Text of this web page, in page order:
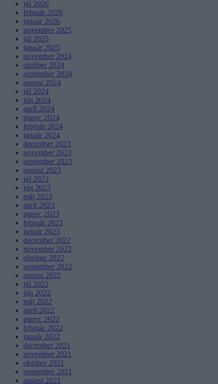
júl 2026
február 2026
január 2026
november 2025
júl 2025
január 2025
november 2024
október 2024
september 2024
august 2024
júl 2024
jún 2024
apríl 2024
marec 2024
február 2024
január 2024
december 2023
november 2023
september 2023
august 2023
júl 2023
jún 2023
máj 2023
apríl 2023
marec 2023
február 2023
január 2023
december 2022
november 2022
október 2022
september 2022
august 2022
júl 2022
jún 2022
máj 2022
apríl 2022
marec 2022
február 2022
január 2022
december 2021
november 2021
október 2021
september 2021
august 2021